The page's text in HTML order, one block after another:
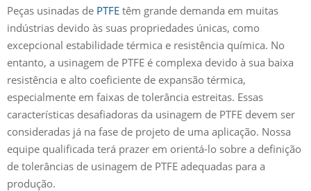
Peças usinadas de PTFE têm grande demanda em muitas
indústrias devido às suas propriedades únicas, como
excepcional estabilidade térmica e resistência química. No
entanto, a usinagem de PTFE é complexa devido à sua baixa
resistência e alto coeficiente de expansão térmica,
especialmente em faixas de tolerância estreitas. Essas
características desafiadoras da usinagem de PTFE devem ser
consideradas já na fase de projeto de uma aplicação. Nossa
equipe qualificada terá prazer em orientá-lo sobre a definição
de tolerâncias de usinagem de PTFE adequadas para a
produção.